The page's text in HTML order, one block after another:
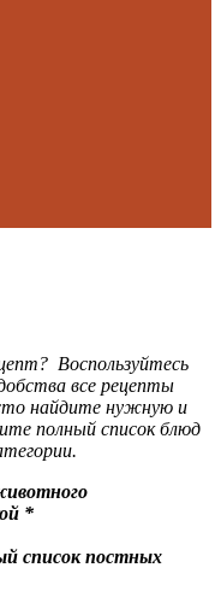
Воспользуйтесь
все рецепты
найдите нужную и
полный список блюд
*
список постных